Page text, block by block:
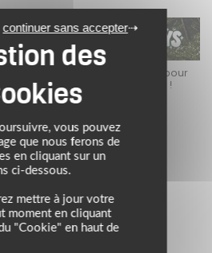
profitez de l’ambiance estivale pour
plans sur l’équipement motard !
vous pouvez
que nous ferons de
en cliquant sur un
ci-dessous.
mettre à jour votre
moment en cliquant
"Cookie" en haut de
continuer sans accepter